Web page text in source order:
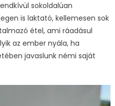
sokoldalúan
is laktató, kellemesen sok
étel, ami ráadásul
az ember nyála, ha
javaslunk némi saját